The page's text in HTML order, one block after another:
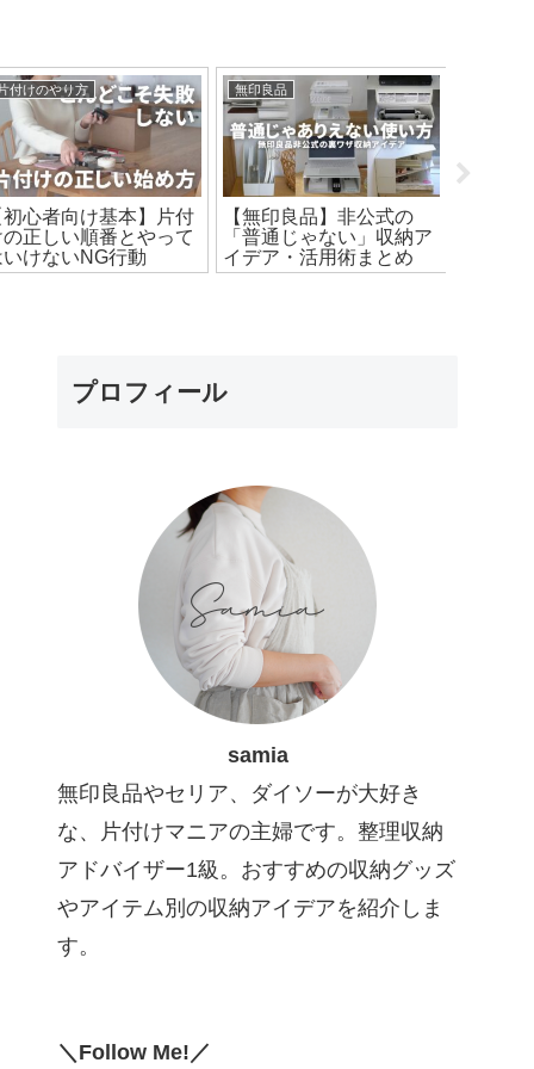
付けのやり方
初心者向け基本】片付
の正しい順番とやって
いけないNG行動
無印良品
【無印良品】非公式の
「普通じゃない」収納ア
イデア・活用術まとめ
プロフィール
samia
無印良品やセリア、ダイソーが大好き
な、片付けマニアの主婦です。整理収納
アドバイザー1級。おすすめの収納グッズ
やアイテム別の収納アイデアを紹介しま
す。
＼Follow Me!／